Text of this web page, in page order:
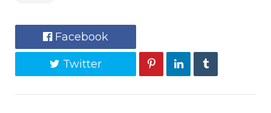
Facebook
Twitter